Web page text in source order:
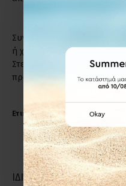
Συντήρηση: Μη
ή χλωριούχα υγρά για τον
Στεγνό πανί ή σκέτο νερό,
προϊόν σε άριστη
Ετικέτες: Anartisi SHAPE Φ30
ΙΔΙΑΣ ΚΑΤΗΓΟΡΙΑΣ